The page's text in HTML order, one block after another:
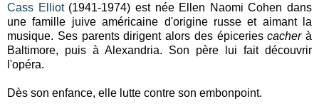
Cass Elliot(1941-1974) est née Ellen Naomi Cohen dans
une famille juive américaine d'origine russe et aimant la
musique. Ses parents dirigent alors des épiceriescacherà
Baltimore, puis à Alexandria. Son père lui fait découvrir
l'opéra.
Dès son enfance, elle lutte contre son embonpoint.